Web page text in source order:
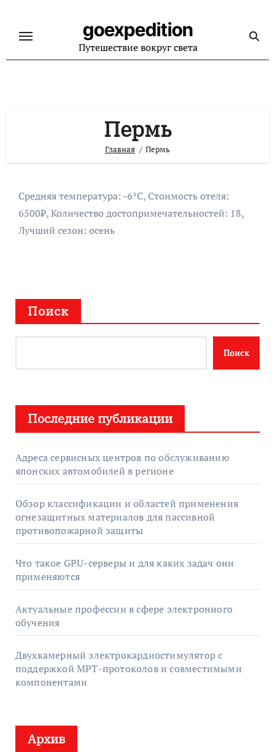
содержанию
goexpedition
Путешествие вокруг света
Пермь
Главная Пермь
Средняя температура: -6°C, Стоимость отеля:
6500₽, Количество достопримечательностей: 18,
Лучший сезон: осень
Поиск
Поиск
Последние публикации
Адреса сервисных центров по обслуживанию
японских автомобилей в регионе
Обзор классификации и областей применения
огнезащитных материалов для пассивной
противопожарной защиты
Что такое GPU-серверы и для каких задач они
применяются
Актуальные профессии в сфере электронного
обучения
Двухкамерный электрокардиостимулятор с
поддержкой МРТ-протоколов и совместимыми
компонентами
Архив